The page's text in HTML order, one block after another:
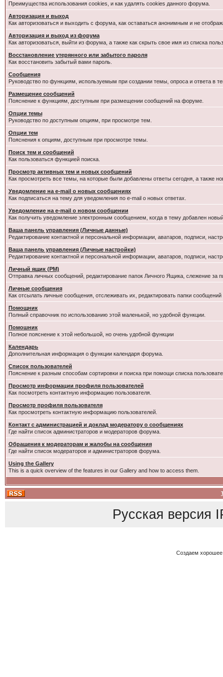
Преимущества использования cookies, и как удалять cookies данного форума.
Авторизация и выход
Как авторизоваться и выходить с форума, как оставаться анонимным и не
Авторизация и выход из форума
Как авторизоваться, выйти из форума, а также как скрыть свое имя из списка
Восстановление утерянного или забытого пароля
Как восстановить забытый вами пароль.
Сообщения
Руководство по функциям, используемым при создании темы, опроса и ответа в
Размещение сообщений
Пояснение к функциям, доступным при размещении сообщений на форуме.
Опции темы
Руководство по доступным опциям, при просмотре тем.
Опции тем
Пояснения к опциям, доступным при просмотре темы.
Поиск тем и сообщений
Как пользоваться функцией поиска.
Просмотр активных тем и новых сообщений
Как просмотреть все темы, на которые были добавлены ответы сегодня, а также
Уведомление на e-mail о новых сообщениях
Как подписаться на тему для уведомления по e-mail о новых ответах.
Уведомление на е-mail о новом сообщении
Как получить уведомление электронным сообщением, когда в тему добавлен
Ваша панель управления (Личные данные)
Редактирование контактной и персональной информации, аватаров, подписи,
Ваша панель управления (Личные настройки)
Редактирование контактной и персональной информации, аватаров, подписи,
Личный ящик (PM)
Отправка личных сообщений, редактирование папок Личного Ящика, слежение за
Личные сообщения
Как отсылать личные сообщения, отслеживать их, редактировать папки
Помощник
Полный справочник по использованию этой маленькой, но удобной функции.
Помошник
Полное пояснение к этой небольшой, но очень удобной функции
Календарь
Дополнительная информация о функции календаря форума.
Список пользователей
Пояснение к разным способам сортировки и поиска при помощи списка
Просмотр информации профиля пользователей
Как посмотреть контактную информацию пользователя.
Просмотр профиля пользователя
Как просмотреть контактную информацию пользователей.
Контакт с администрацией и доклад модератору о сообщениях
Где найти список администраторов и модераторов форума.
Обращения к модераторам и жалобы на сообщения
Где найти список модераторов и администраторов форума.
Using the Gallery
This is a quick overview of the features in our Gallery and how to access them.
Русская версия
Создаем